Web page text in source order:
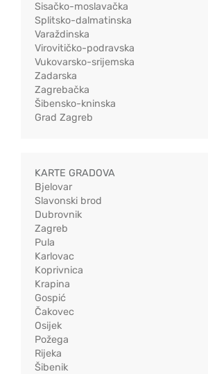
Sisačko-moslavačka
Splitsko-dalmatinska
Varaždinska
Virovitičko-podravska
Vukovarsko-srijemska
Zadarska
Zagrebačka
Šibensko-kninska
Grad Zagreb
KARTE GRADOVA
Bjelovar
Slavonski brod
Dubrovnik
Zagreb
Pula
Karlovac
Koprivnica
Krapina
Gospić
Čakovec
Osijek
Požega
Rijeka
Šibenik